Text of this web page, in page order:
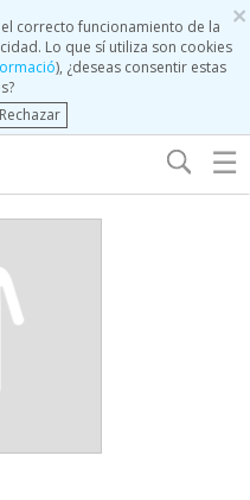
×
correcto funcionamiento de la
Lo que sí utiliza son cookies
), ¿deseas consentir estas
Rechazar
☰